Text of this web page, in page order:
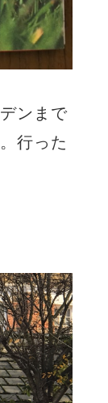
ンまで
行った